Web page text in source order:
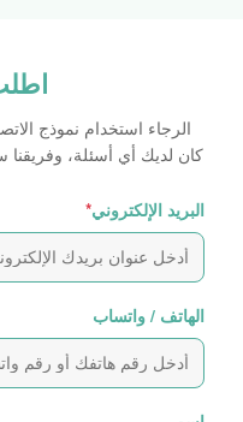
الرجاء استخدام نموذج
كان لديك أي أسئلة،
البريد الإلكتروني*
الهاتف / واتساب